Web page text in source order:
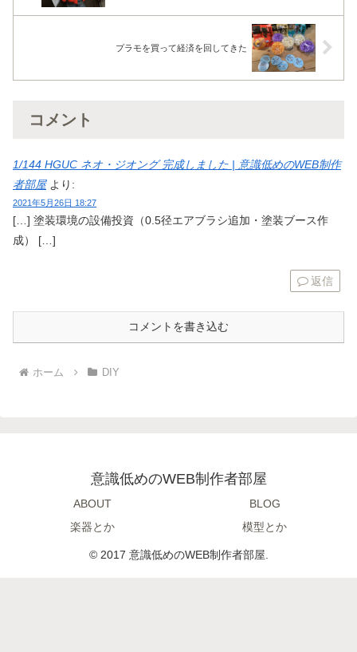
プラモを買って経済を回してきた
コメント
1/144 HGUC ネオ・ジオング 完成しました | 意識低めのWEB制作
者部屋 より:
2021年5月26日 18:27
[…] 塗装環境の設備投資（0.5径エアブラシ追加・塗装ブース作
成） […]
返信
コメントを書き込む
ホーム DIY
意識低めのWEB制作者部屋
ABOUT
BLOG
楽器とか
模型とか
© 2017 意識低めのWEB制作者部屋.